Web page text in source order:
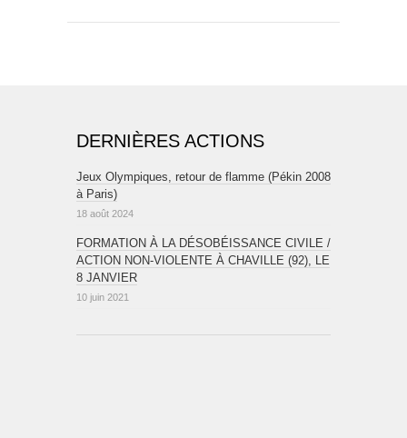
DERNIÈRES ACTIONS
Jeux Olympiques, retour de flamme (Pékin 2008
à Paris)
18 août 2024
FORMATION À LA DÉSOBÉISSANCE CIVILE /
ACTION NON-VIOLENTE À CHAVILLE (92), LE
8 JANVIER
10 juin 2021